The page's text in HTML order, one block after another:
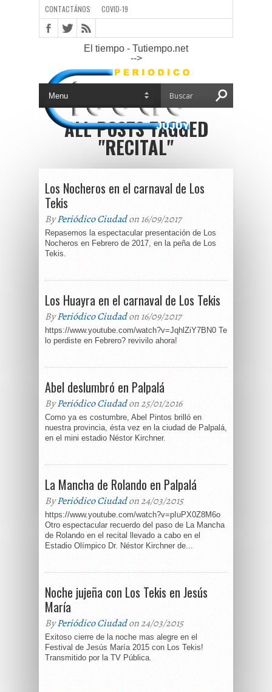
CONTACTÁNOS COVID-19
El tiempo - Tutiempo.net
-->
ALL POSTS TAGGED
"RECITAL"
Los Nocheros en el carnaval de Los
Tekis
ByPeriódico Ciudadon 16/09/2017
Repasemos la espectacular presentación de Los
Nocheros en Febrero de 2017, en la peña de Los
Tekis.
Los Huayra en el carnaval de Los Tekis
ByPeriódico Ciudadon 16/09/2017
https://www.youtube.com/watch?v=JqhlZiY7BN0 Te
lo perdiste en Febrero? revivilo ahora!
Abel deslumbró en Palpalá
ByPeriódico Ciudadon 25/01/2016
Como ya es costumbre, Abel Pintos brilló en
nuestra provincia, ésta vez en la ciudad de Palpalá,
en el mini estadio Néstor Kirchner.
La Mancha de Rolando en Palpalá
ByPeriódico Ciudadon 24/03/2015
https://www.youtube.com/watch?v=pIuPX0Z8M6o
Otro espectacular recuerdo del paso de La Mancha
de Rolando en el recital llevado a cabo en el
Estadio Olímpico Dr. Néstor Kirchner de...
Noche jujeña con Los Tekis en Jesús
María
ByPeriódico Ciudadon 24/03/2015
Exitoso cierre de la noche mas alegre en el
Festival de Jesús María 2015 con Los Tekis!
Transmitido por la TV Pública.